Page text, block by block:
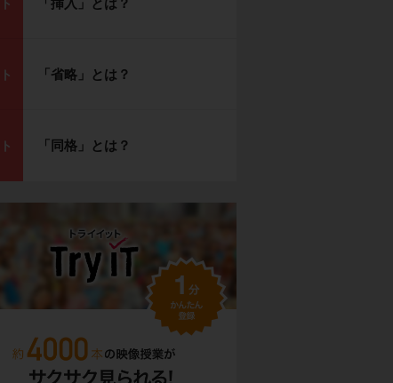
「挿入」とは？
「省略」とは？
「同格」とは？